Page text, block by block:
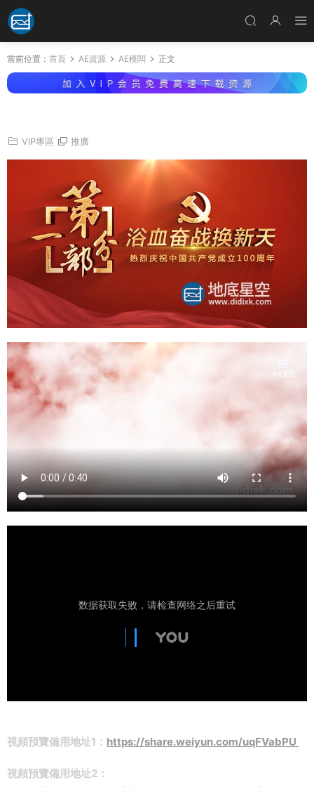
當前位置： 首頁 AE資源 AE模闆 正文
VIP專區 推廣
視頻預覽備用地址1： https://share.weiyun.com/uqFVabPU
視頻預覽備用地址2：